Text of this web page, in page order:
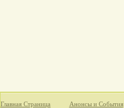
Главная Страница Анонсы и События